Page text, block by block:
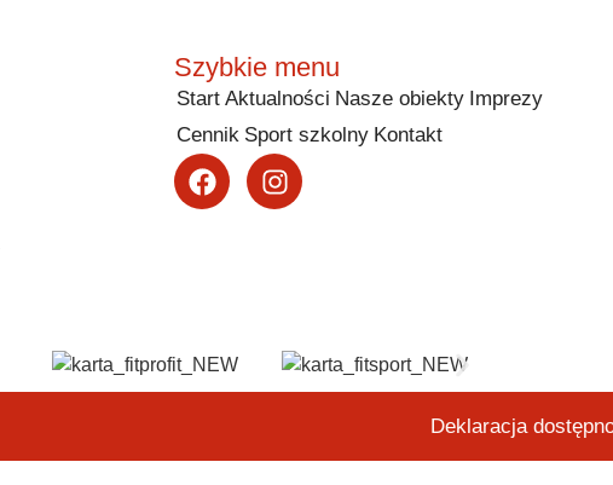
Szybkie menu
Start Aktualności Nasze obiekty Imprezy
Cennik Sport szkolny Kontakt
Deklaracja